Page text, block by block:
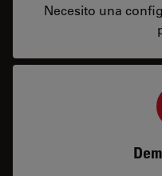
Necesito una